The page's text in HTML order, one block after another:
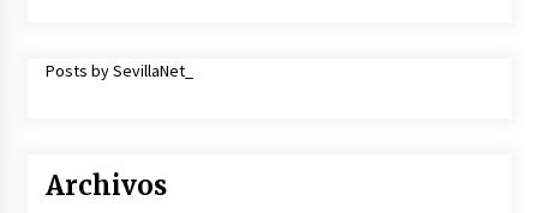
Posts by SevillaNet_
Archivos